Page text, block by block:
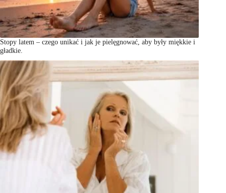
Stopy latem – czego unikać i jak je pielęgnować, aby były miękkie i
gładkie.